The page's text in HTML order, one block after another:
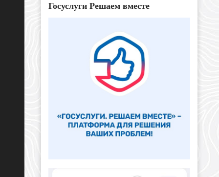
Госуслуги Решаем вместе